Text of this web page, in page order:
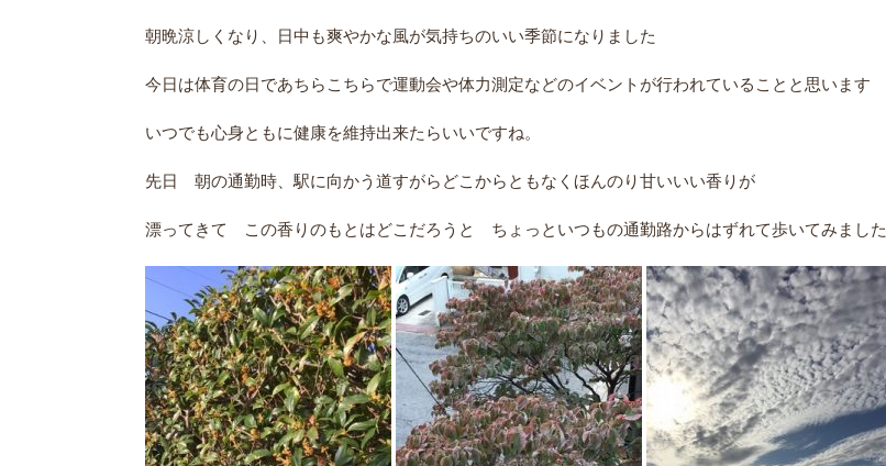
朝晩涼しくなり、日中も爽やかな風が気持ちのいい季節になりました
今日は体育の日であちらこちらで運動会や体力測定などのイベントが行われていることと思います
いつでも心身ともに健康を維持出来たらいいですね。
先日 朝の通勤時、駅に向かう道すがらどこからともなくほんのり甘いいい香りが
漂ってきて この香りのもとはどこだろうと ちょっといつもの通勤路からはずれて歩いてみました